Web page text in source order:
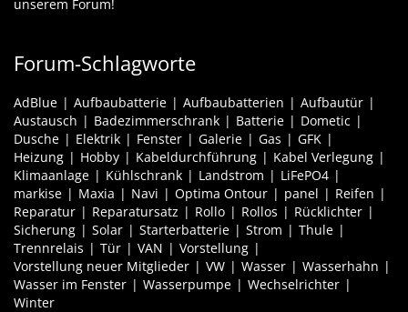
unserem Forum!
Forum-Schlagworte
AdBlue Aufbaubatterie Aufbaubatterien
Aufbautür
Austausch
Badezimmerschrank Batterie
Dometic
Dusche
Elektrik Fenster Galerie Gas
GFK
Heizung
Hobby Kabeldurchführung
Kabel Verlegung
Klimaanlage
Kühlschrank Landstrom
LiFePO4
markise
Maxia Navi Optima Ontour panel
Reifen
Reparatur
Reparatursatz Rollo Rollos
Rücklichter
Sicherung
Solar Starterbatterie Strom
Thule
Trennrelais
Tür VAN
Vorstellung
Vorstellung neuer Mitglieder
VW Wasser
Wasserhahn
Wasser im Fenster
Wasserpumpe
Wechselrichter
Winter